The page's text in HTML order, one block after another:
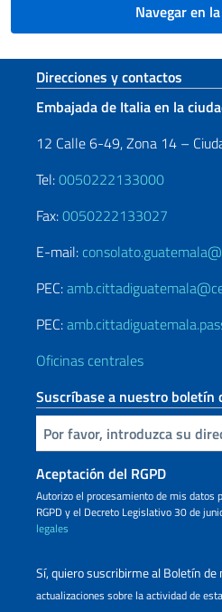
Navegar en
Sezione footer
Direcciones y contactos
Embajada de Italia en la
12 Calle 6-49, Zona 14 –
Tel:0050222133000
Fax:0050222133027
E-mail:
PEC:
PEC:
Oficinas centrales
Suscríbase a nuestro boletín
Inserta tu correo electronico
Aceptación del RGPD
Autorizo ​​el procesamiento de mis datos
RGPD y el Decreto Legislativo 30 de
legales
Sí, quiero suscribirme al Boletín
actualizaciones sobre la actividad de